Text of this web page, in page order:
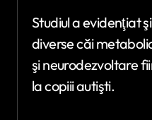
Studiul a evidenţiat
diverse căi
şi neurodezvoltare
la copiii autişti.